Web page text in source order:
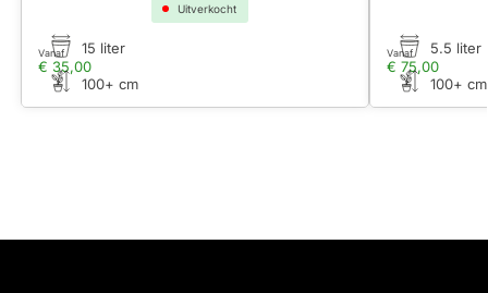
Uitverkocht
€ 35,00
Vanaf 15 liter
100+ cm
€ 75,00
Vanaf 5.5 liter
100+ cm